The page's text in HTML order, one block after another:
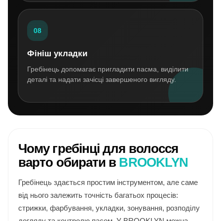
08
Фініш укладки
Гребінець допомагає пригладити пасма, виділити
деталі та надати зачісці завершеного вигляду.
Чому гребінці для волосся
варто обирати в BROOKLYN
Гребінець здається простим інструментом, але саме
від нього залежить точність багатьох процесів:
стрижки, фарбування, укладки, зонування, розподілу